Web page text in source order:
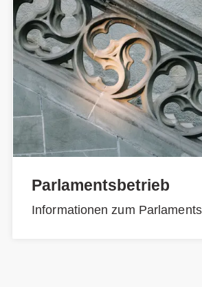
Parlamentsbetrieb
Informationen zum